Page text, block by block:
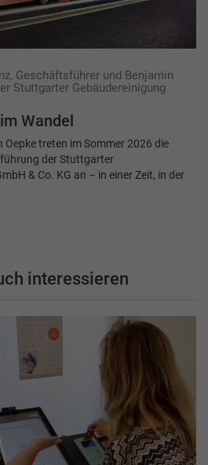
Geschäftsführer und Benjamin
Stuttgarter Gebäudereinigung
Wandel
treten im Sommer 2026 die
der Stuttgarter
& Co. KG an – in einer Zeit, in der
interessieren